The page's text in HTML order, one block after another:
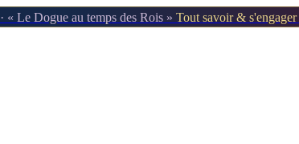
· « Le Dogue au temps des Rois » Tout savoir &